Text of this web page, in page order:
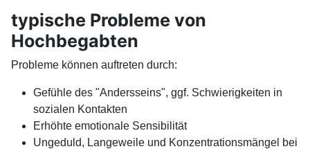
typische Probleme von
Hochbegabten
Probleme können auftreten durch:
Gefühle des "Andersseins", ggf. Schwierigkeiten in
sozialen Kontakten
Erhöhte emotionale Sensibilität
Ungeduld, Langeweile und Konzentrationsmängel bei